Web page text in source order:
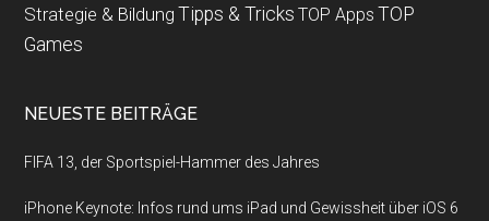
Strategie & Bildung Tipps & Tricks TOP Apps TOP
Games
NEUESTE BEITRÄGE
FIFA 13, der Sportspiel-Hammer des Jahres
iPhone Keynote: Infos rund ums iPad und Gewissheit über iOS 6